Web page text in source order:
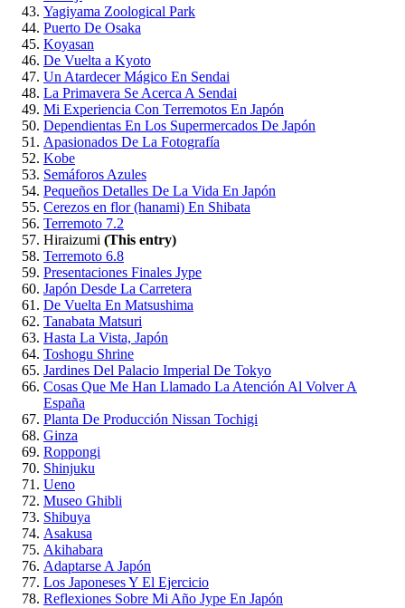
Yagiyama Zoological Park
Puerto De Osaka
Koyasan
De Vuelta a Kyoto
Un Atardecer Mágico En Sendai
La Primavera Se Acerca A Sendai
Mi Experiencia Con Terremotos En Japón
Dependientas En Los Supermercados De Japón
Apasionados De La Fotografía
Kobe
Semáforos Azules
Pequeños Detalles De La Vida En Japón
Cerezos en flor (hanami) En Shibata
Terremoto 7.2
Hiraizumi (This entry)
Terremoto 6.8
Presentaciones Finales Jype
Japón Desde La Carretera
De Vuelta En Matsushima
Tanabata Matsuri
Hasta La Vista, Japón
Toshogu Shrine
Jardines Del Palacio Imperial De Tokyo
Cosas Que Me Han Llamado La Atención Al Volver A
España
Planta De Producción Nissan Tochigi
Ginza
Roppongi
Shinjuku
Ueno
Museo Ghibli
Shibuya
Asakusa
Akihabara
Adaptarse A Japón
Los Japoneses Y El Ejercicio
Reflexiones Sobre Mi Año Jype En Japón